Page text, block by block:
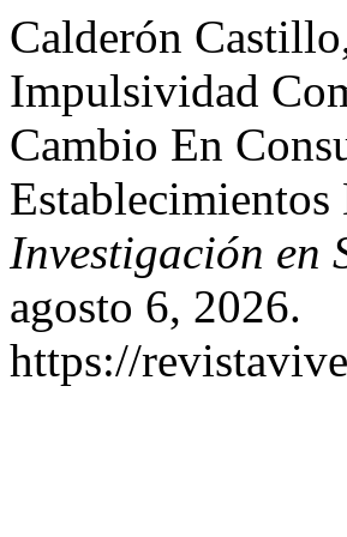
Calderón
Impulsividad
Cambio En
Investigación en
agosto 6, 2026.
https://